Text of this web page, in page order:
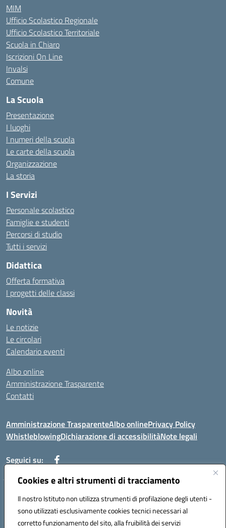
Cookies e altri strumenti di tracciamento
Il nostro Istituto non utilizza strumenti di profilazione degli utenti -
sono utilizzati esclusivamente cookies tecnici necessari al
corretto funzionamento del sito, alla fruibilità dei servizi
MIM
Ufficio Scolastico Regionale
Ufficio Scolastico Territoriale
Scuola in Chiaro
Iscrizioni On Line
Invalsi
Comune
La Scuola
Presentazione
I luoghi
I numeri della scuola
Le carte della scuola
Organizzazione
La storia
I Servizi
Personale scolastico
Famiglie e studenti
Percorsi di studio
Tutti i servizi
Didattica
Offerta formativa
I progetti delle classi
Novità
Le notizie
Le circolari
Calendario eventi
Albo online
Amministrazione Trasparente
Contatti
Amministrazione TrasparenteAlbo onlinePrivacy Policy
WhistleblowingDichiarazione di accessibilitàNote legali
Seguici su:
Telefono: 0881814875
Mail: fgic86100g@istruzione.it PEC: fgic86100g@pec.istruzione.it
Codice univoco ufficio: UF0Y26 Codice IPA: istsc_fgic86100g